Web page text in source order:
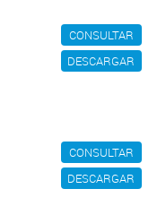
CONSULTAR
DESCARGAR
CONSULTAR
DESCARGAR